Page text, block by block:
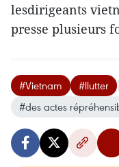
lesdirigeants
presse plusieurs
#Vietnam #llutter
#des actes